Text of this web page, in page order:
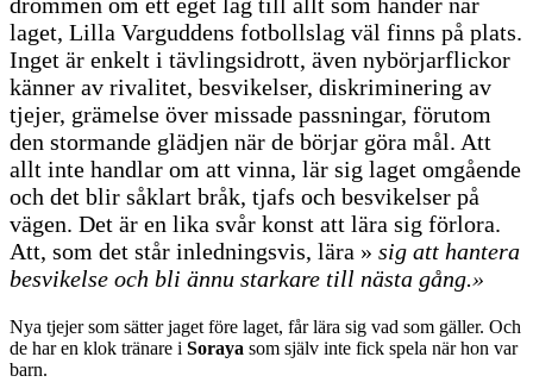
laget, Lilla Varguddens fotbollslag väl finns på plats.
Inget är enkelt i tävlingsidrott, även nybörjarflickor
känner av rivalitet, besvikelser, diskriminering av
tjejer, grämelse över missade passningar, förutom
den stormande glädjen när de börjar göra mål. Att
allt inte handlar om att vinna, lär sig laget omgående
och det blir såklart bråk, tjafs och besvikelser på
vägen. Det är en lika svår konst att lära sig förlora.
Att, som det står inledningsvis, lära » sig att hantera
besvikelse och bli ännu starkare till nästa gång.»
Nya tjejer som sätter jaget före laget, får lära sig vad som gäller. Och
de har en klok tränare i Soraya som själv inte fick spela när hon var
barn.